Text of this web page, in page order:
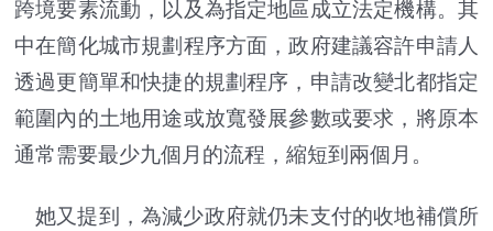
跨境要素流動，以及為指定地區成立法定機構。其
中在簡化城市規劃程序方面，政府建議容許申請人
透過更簡單和快捷的規劃程序，申請改變北都指定
範圍內的土地用途或放寬發展參數或要求，將原本
通常需要最少九個月的流程，縮短到兩個月。
她又提到，為減少政府就仍未支付的收地補償所